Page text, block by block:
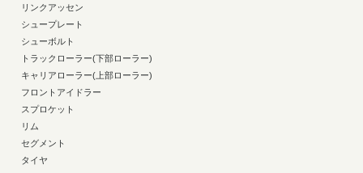
リンクアッセン
シュープレート
シューボルト
トラックローラー(下部ローラー)
キャリアローラー(上部ローラー)
フロントアイドラー
スプロケット
リム
セグメント
タイヤ